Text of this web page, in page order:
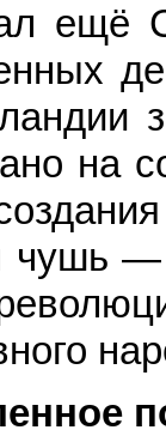
ещё
на
чушь —